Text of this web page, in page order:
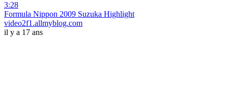
3:28
Formula Nippon 2009 Suzuka Highlight
video2f1.allmyblog.com
il y a 17 ans